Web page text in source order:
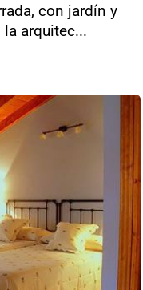
con jardín y
arquitec...